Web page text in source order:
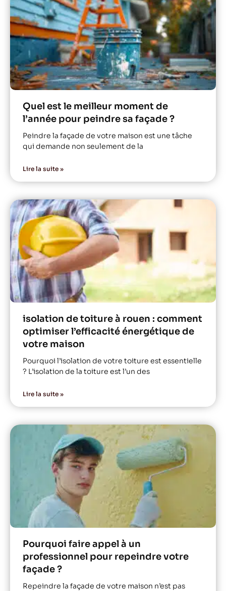
Quel est le meilleur moment de
l’année pour peindre sa façade ?
Peindre la façade de votre maison est une tâche
qui demande non seulement de la
Lire la suite »
isolation de toiture à rouen : comment
optimiser l’efficacité énergétique de
votre maison
Pourquoi l’isolation de votre toiture est essentielle
? L’isolation de la toiture est l’un des
Lire la suite »
Pourquoi faire appel à un
professionnel pour repeindre votre
façade ?
Repeindre la façade de votre maison n’est pas